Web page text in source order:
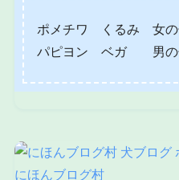
ポメチワ くるみ 女
パピヨン ベガ 男
にほんブログ村